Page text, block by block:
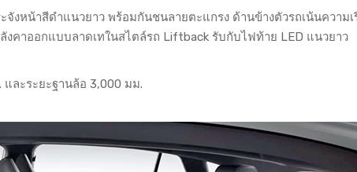
งหน้าสีดำแนวยาว พร้อมกันชนลายตะแกรง ด้านข้างตัวรถเน้นความเ
คาออกแบบลาดเทในสไตล์รถ Liftback รับกับไฟท้าย LED แนวยาว
และระยะฐานล้อ 3,000 มม.